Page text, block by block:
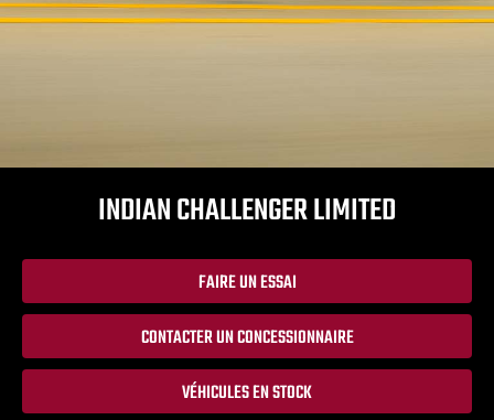
INDIAN CHALLENGER LIMITED
FAIRE UN ESSAI
CONTACTER UN CONCESSIONNAIRE
VÉHICULES EN STOCK